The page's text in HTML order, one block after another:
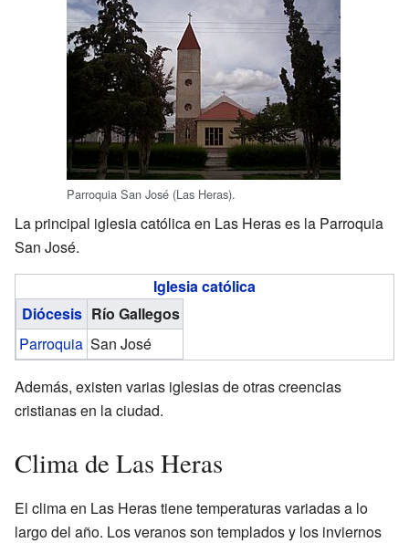
Parroquia San José (Las Heras).
La principal iglesia católica en Las Heras es la Parroquia
San José.
Iglesia católica
Diócesis Río Gallegos
Parroquia San José
Además, existen varias iglesias de otras creencias
cristianas en la ciudad.
Clima de Las Heras
El clima en Las Heras tiene temperaturas variadas a lo
largo del año. Los veranos son templados y los inviernos